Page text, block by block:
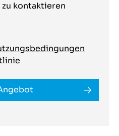
kontaktieren